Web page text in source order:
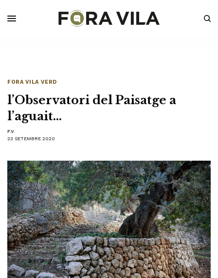
FORA VILA VERD
l’Observatori del Paisatge a
l’aguait…
F.V.
23 SETEMBRE 2020